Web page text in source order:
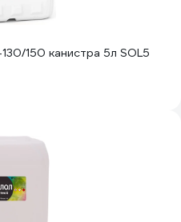
150 канистра 5л SOL5